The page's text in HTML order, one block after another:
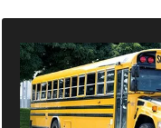
en adéquation avec
unique. Ensuite,
professionnels
des élèves en